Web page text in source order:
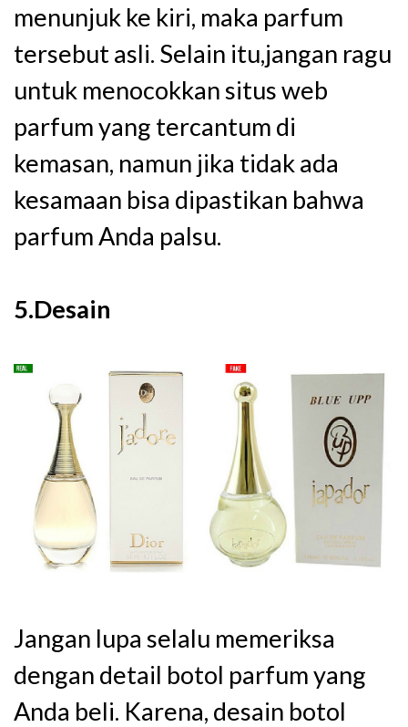
menunjuk ke kiri, maka parfum
tersebut asli. Selain itu,jangan ragu
untuk menocokkan situs web
parfum yang tercantum di
kemasan, namun jika tidak ada
kesamaan bisa dipastikan bahwa
parfum Anda palsu.
5.Desain
Jangan lupa selalu memeriksa
dengan detail botol parfum yang
Anda beli. Karena, desain botol